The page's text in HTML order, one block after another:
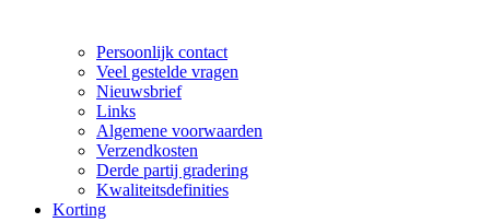
Persoonlijk contact
Veel gestelde vragen
Nieuwsbrief
Links
Algemene voorwaarden
Verzendkosten
Derde partij gradering
Kwaliteitsdefinities
Korting